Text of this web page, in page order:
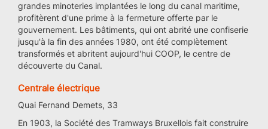
grandes minoteries implantées le long du canal maritime,
profitèrent d'une prime à la fermeture offerte par le
gouvernement. Les bâtiments, qui ont abrité une confiserie
jusqu'à la fin des années 1980, ont été complètement
transformés et abritent aujourd'hui COOP, le centre de
découverte du Canal.
Centrale électrique
Quai Fernand Demets, 33
En 1903, la Société des Tramways Bruxellois fait construire